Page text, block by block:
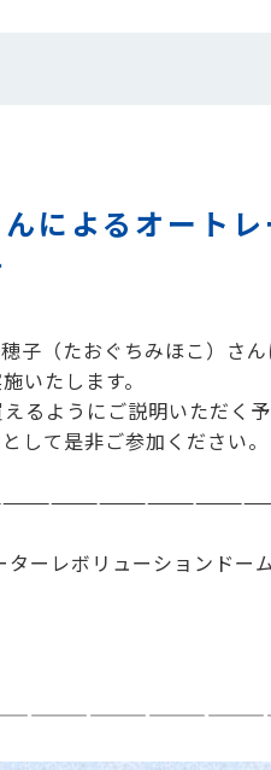
によるオートレ
子（たおぐちみほこ）さん
いたします。
るようにご説明いただく
して是非ご参加ください。
ーレボリューションドー